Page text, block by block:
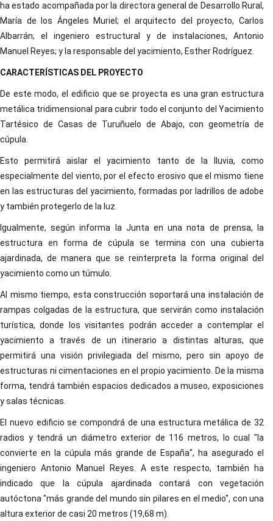
ha estado acompañada por la directora general de Desarrollo Rural,
María de los Ángeles Muriel; el arquitecto del proyecto, Carlos
Albarrán; el ingeniero estructural y de instalaciones, Antonio
Manuel Reyes; y la responsable del yacimiento, Esther Rodríguez.
CARACTERÍSTICAS DEL PROYECTO
De este modo, el edificio que se proyecta es una gran estructura
metálica tridimensional para cubrir todo el conjunto del Yacimiento
Tartésico de Casas de Turuñuelo de Abajo, con geometría de
cúpula.
Esto permitirá aislar el yacimiento tanto de la lluvia, como
especialmente del viento, por el efecto erosivo que el mismo tiene
en las estructuras del yacimiento, formadas por ladrillos de adobe
y también protegerlo de la luz.
Igualmente, según informa la Junta en una nota de prensa, la
estructura en forma de cúpula se termina con una cubierta
ajardinada, de manera que se reinterpreta la forma original del
yacimiento como un túmulo.
Al mismo tiempo, esta construcción soportará una instalación de
rampas colgadas de la estructura, que servirán como instalación
turística, donde los visitantes podrán acceder a contemplar el
yacimiento a través de un itinerario a distintas alturas, que
permitirá una visión privilegiada del mismo, pero sin apoyo de
estructuras ni cimentaciones en el propio yacimiento. De la misma
forma, tendrá también espacios dedicados a museo, exposiciones
y salas técnicas.
El nuevo edificio se compondrá de una estructura metálica de 32
radios y tendrá un diámetro exterior de 116 metros, lo cual "la
convierte en la cúpula más grande de España", ha asegurado el
ingeniero Antonio Manuel Reyes. A este respecto, también ha
indicado que la cúpula ajardinada contará con vegetación
autóctona "más grande del mundo sin pilares en el medio", con una
altura exterior de casi 20 metros (19,68 m).